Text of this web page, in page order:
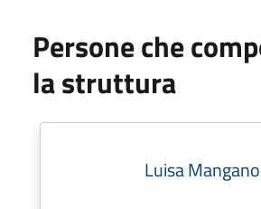
Persone che
la struttura
Luisa Mangano